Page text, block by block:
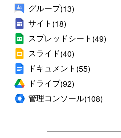
グループ(13)
サイト (18)
スプレッドシート (49)
スライド(40)
ドキュメント (55)
ドライブ(92)
管理コンソール(108)